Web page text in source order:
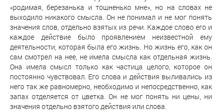
«родимая, березанька и тошненько мне», но на словах не
выходило никакого смысла. Он не понимал и не мог понять
значения слов, отдельно взятых из речи. Каждое слово его и
каждое действие было проявлением неизвестной ему
деятельности, которая была его жизнь. Но жизнь его, как он
сам смотрел на нее, не имела смысла как отдельная жизнь.
Она имела смысл только как частица целого, которое он
постоянно чувствовал. Его слова и действия выливались из
него так же равномерно, необходимо и непосредственно, как
запах отделяется от цветка. Он не мог понять ни цены, ни
значения отдельно взятого действия или слова.